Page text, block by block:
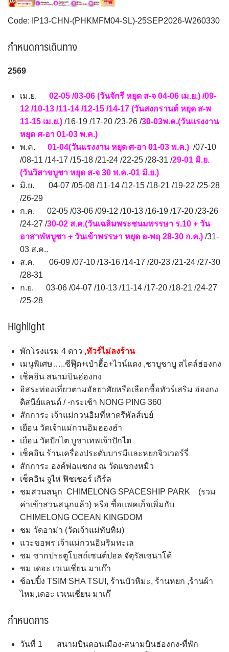
Code: IP13-CHN-(PHKMFM04-SL)-25SEP2026-W260330
กำหนดการเดินทาง
2569
เม.ย.
02-05 /03-06 (วันจักรี หยุด ส-จ 04-06 เม.ย.) /09-
12 /10-13 /11-14 /12-15 /14-17 (วันสงกรานต์ หยุด ส-พ
11-15 เม.ย.) /16-19 /17-20 /23-26 /30-03พ.ค.(วันแรงงาน
หยุด ศ-อา 01-03 พ.ค.)
พ.ค. 01-04(วันแรงงาน หยุด ศ-อา 01-03 พ.ค.) /07-10
/08-11 /14-17 /15-18 /21-24 /22-25 /28-31 /29-01 มิ.ย.
(วันวิสาขบูชา หยุด ส-จ 30 พ.ค.-01 มิ.ย.)
มิ.ย. 04-07 /05-08 /11-14 /12-15 /18-21 /19-22 /25-28
/26-29
ก.ค. 02-05 /03-06 /09-12 /10-13 /16-19 /17-20 /23-26
/24-27 /30-02 ส.ค.(วันเฉลิมพระชนมพรรษา ร.10 + วัน
อาสาฬหบูชา + วันเข้าพรรษา หยุด อ-พฤ 28-30 ก.ค.) /31-
03 ส.ค..
ส.ค. 06-09 /07-10 /13-16 /14-17 /20-23 /21-24 /27-30
/28-31
ก.ย. 03-06 /04-07 /10-13 /11-14 /17-20 /18-21 /24-27
/25-28
Highlight
พักโรงแรม 4 ดาว ,ทัวร์ไม่ลงร้าน
เมนูพิเศษ…..ซีฟุ๊ด+เป๋าฮื้อ+ไวน์แดง ,ชาบูชาบู สไตล์ฮ่องกง
เช็คอิน สนามบินฮ่องกง
อิสระท่องเที่ยวตามอัธยาศัยหรือเลือกซื้อทัวร์เสริม ฮ่องกง
ดิสนีย์แลนด์ / -กระเช้า NONG PING 360
สักการะ เจ้าแม่กวนอิมที่หาดรีพัลส์เบย์
เยือน วัดเจ้าแม่กวนอิมฮองฮำ
เยือน วัดปักไต บูชาเทพเจ้าปักไต
เช็คอิน ร้านเครื่องประดับบารมีและหยกจิวเวอร์รี่
สักการะ องค์พ่อแชกง ณ วัดแชกงหมิว
เช็คอิน จูไห่ ฟิชเชอร์ เกิร์ล
ชมสวนสนุก CHIMELONG SPACESHIP PARK (รวม
ค่าเข้าสวนสนุกแล้ว) หรือ ซื้อแพคเก็จเพิ่มกับ
CHIMELONG OCEAN KINGDOM
ชม วัดอาม่า (วัดเจ้าแม่ทับทิม)
แวะขอพร เจ้าแม่กวนอิมริมทะเล
ชม ซากประตูโบสถ์เซนต์ปอล จัตุรัสเซนาโด้
ชม เดอะ เวเนเชี่ยน มาเก๊า
ช้อปปิ้ง TSIM SHA TSUI, ร้านบัวหิมะ, ร้านหยก ,ร้านผ้า
ไหม,เดอะ เวเนเชี่ยน มาเก๊
กำหนดการ
วันที่ 1 สนามบินดอนเมือง-สนามบินฮ่องกง-ที่พัก